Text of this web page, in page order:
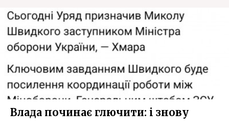
Влада починає глючити: i знову